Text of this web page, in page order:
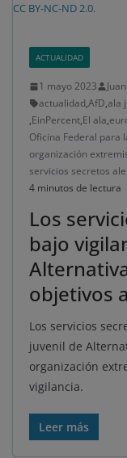
CC BY-NC-ND 2.0.
ACTUALIDAD
1 mayo 2023
actualidad,AfD,ala
,EinPercent,El ala,
Oficina Federal para
organización
servicios secretos
4 minutos de lectura
Los
bajo
objetivos
Los servicios
juvenil de
organización
vigilancia.
Leer más